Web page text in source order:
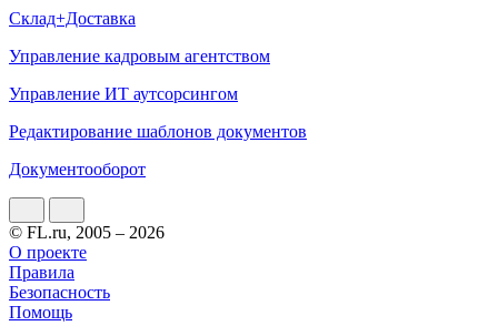
Склад+Доставка
Управление кадровым агентством
Управление ИТ аутсорсингом
Редактирование шаблонов документов
Документооборот
© FL.ru, 2005 – 2026
О проекте
Правила
Безопасность
Помощь